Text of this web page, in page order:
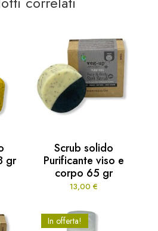
gr
Scrub solido
Purificante viso e
corpo 65 gr
13,00 €
In offerta!